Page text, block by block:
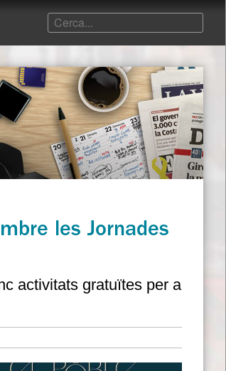
les Jornades
activitats gratuïtes per a